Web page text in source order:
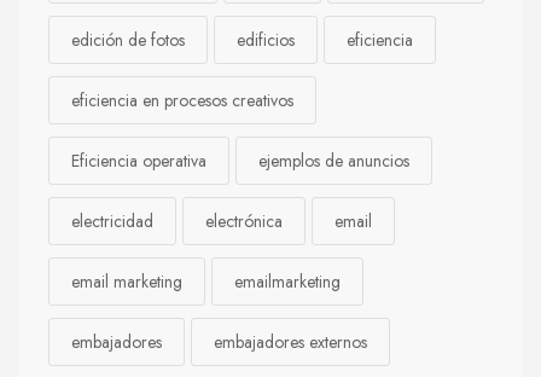
edición de fotos edificios eficiencia
eficiencia en procesos creativos
Eficiencia operativa ejemplos de anuncios
electricidad electrónica email
email marketing emailmarketing
embajadores embajadores externos